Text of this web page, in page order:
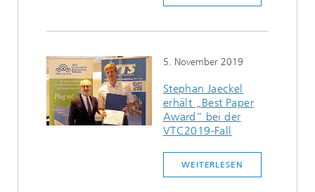
5. November 2019
Stephan Jaeckel
erhält „Best Paper
Award” bei der
VTC2019-Fall
WEITERLESEN